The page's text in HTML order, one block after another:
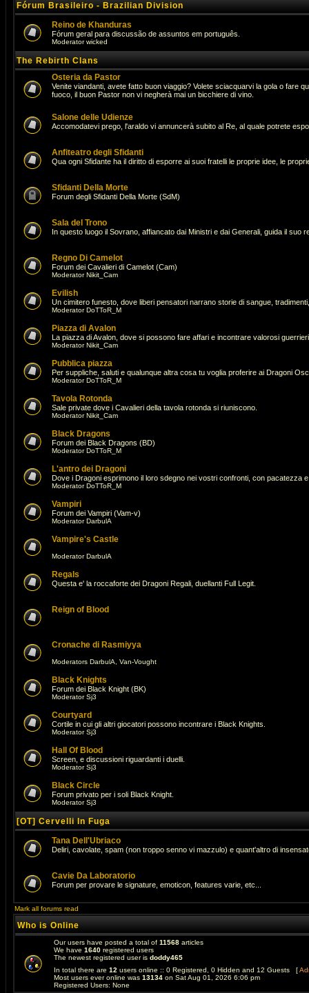
Fórum Brasileiro - Brazilian Division
Reino de Khanduras
Fórum geral para discussão de assuntos em português.
Moderatorwicked
The Rebirth Clans
Osteria da Pastor
Venite viandanti, avete fatto buon viaggio? Volete sciacquarvi la gola o fare
fuoco, il buon Pastor non vi negherà mai un bicchiere di vino.
Salone delle Udienze
Accomodatevi prego, l'araldo vi annuncerà subito al Re, al quale potrete
Anfiteatro degli Sfidanti
Qua ogni Sfidante ha il diritto di esporre ai suoi fratelli le proprie idee, le
Sfidanti Della Morte
Forum degli Sfidanti Della Morte (SdM)
Sala del Trono
In questo luogo il Sovrano, affiancato dai Ministri e dai Generali, guida il suo
Regno Di Camelot
Forum dei Cavalieri di Camelot (Cam)
ModeratorNikit_Cam
Evilish
Un cimitero funesto, dove liberi pensatori narrano storie di sangue,
ModeratorDoTToR_M
Piazza di Avalon
La piazza di Avalon, dove si possono fare affari e incontrare valorosi
ModeratorNikit_Cam
Pubblica piazza
Per suppliche, saluti e qualunque altra cosa tu voglia proferire ai Dragoni
ModeratorDoTToR_M
Tavola Rotonda
Sale private dove i Cavalieri della tavola rotonda si riuniscono.
ModeratorNikit_Cam
Black Dragons
Forum dei Black Dragons (BD)
ModeratorDoTToR_M
L'antro dei Dragoni
Dove i Dragoni esprimono il loro sdegno nei vostri confronti, con pacatezza
ModeratorDoTToR_M
Vampiri
Forum dei Vampiri (Vam-v)
ModeratorDarbulA
Vampire's Castle
ModeratorDarbulA
Regals
Questa e' la roccaforte dei Dragoni Regali, duellanti Full Legit.
Reign of Blood
Cronache di Rasmiyya
Moderators DarbulA Van-Vought
Black Knights
Forum dei Black Knight (BK)
ModeratorSj3
Courtyard
Cortile in cui gli altri giocatori possono incontrare i Black Knights.
ModeratorSj3
Hall Of Blood
Screen, e discussioni riguardanti i duelli.
ModeratorSj3
Black Circle
Forum privato per i soli Black Knight.
ModeratorSj3
[OT] Cervelli In Fuga
Tana Dell'Ubriaco
Deliri, cavolate, spam (non troppo senno vi mazzulo) e quant'altro di
Cavie Da Laboratorio
Forum per provare le signature, emoticon, features varie, etc...
Mark all forums read
Who is Online
Our users have posted a total of 11568 articles
We have 1640 registered users
The newest registered user is doddy465
In total there are 12 users online :: 0 Registered, 0 Hidden and 12 Guests [
Most users ever online was 13134 on Sat Aug 01, 2026 6:06 pm
Registered Users: None